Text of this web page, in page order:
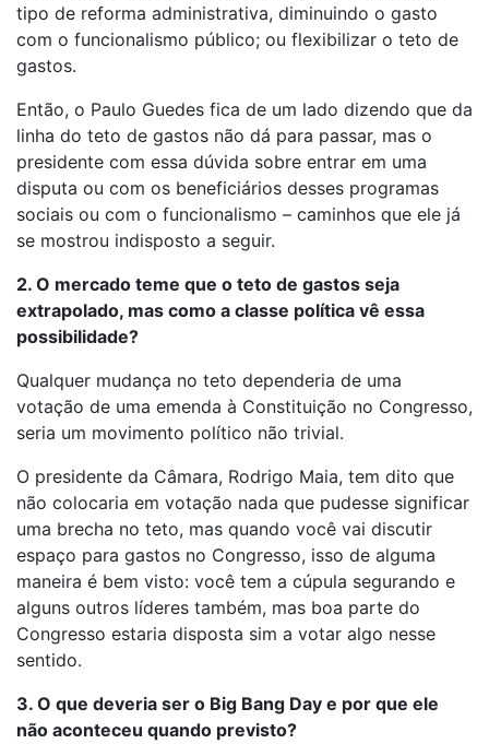
tipo de reforma administrativa, diminuindo o gasto
com o funcionalismo público; ou flexibilizar o teto de
gastos.
Então, o Paulo Guedes fica de um lado dizendo que da
linha do teto de gastos não dá para passar, mas o
presidente com essa dúvida sobre entrar em uma
disputa ou com os beneficiários desses programas
sociais ou com o funcionalismo – caminhos que ele já
se mostrou indisposto a seguir.
2. O mercado teme que o teto de gastos seja
extrapolado, mas como a classe política vê essa
possibilidade?
Qualquer mudança no teto dependeria de uma
votação de uma emenda à Constituição no Congresso,
seria um movimento político não trivial.
O presidente da Câmara, Rodrigo Maia, tem dito que
não colocaria em votação nada que pudesse significar
uma brecha no teto, mas quando você vai discutir
espaço para gastos no Congresso, isso de alguma
maneira é bem visto: você tem a cúpula segurando e
alguns outros líderes também, mas boa parte do
Congresso estaria disposta sim a votar algo nesse
sentido.
3. O que deveria ser o Big Bang Day e por que ele
não aconteceu quando previsto?